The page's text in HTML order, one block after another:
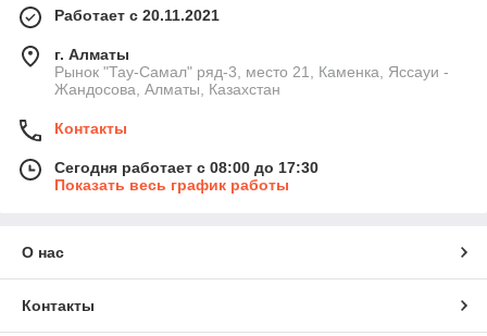
Работает с 20.11.2021
г. Алматы
Рынок "Тау-Самал" ряд-3, место 21, Каменка, Яссауи -
Жандосова, Алматы, Казахстан
Контакты
Сегодня работает с 08:00 до 17:30
Показать весь график работы
О нас
Контакты